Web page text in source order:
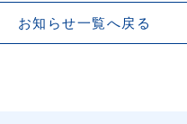
お知らせ一覧へ戻る